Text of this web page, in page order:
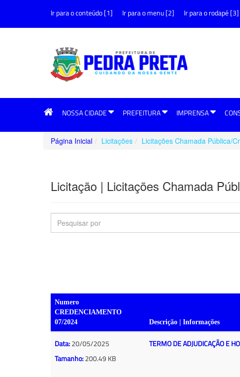
Ir para o conteúdo [1] Ir para o menu [2] Ir para o rodapé [3]
NOSSA CIDADE PREFEITURA IMPRENSA
Página Inicial Licitações Licitações Chamada Pública/
Licitação | Licitações Chamada
Numero
CREDENCIAMENTO
07/2024
Descrição | Informações
Data:20/05/2025
Tamanho:200.49 KB
TERMO DE ADJUDICAÇÃO E